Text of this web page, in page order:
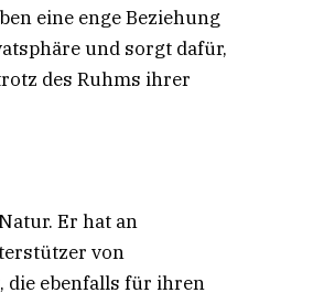
eine enge Beziehung
und sorgt dafür,
des Ruhms ihrer
Er hat an
von
die ebenfalls für ihren